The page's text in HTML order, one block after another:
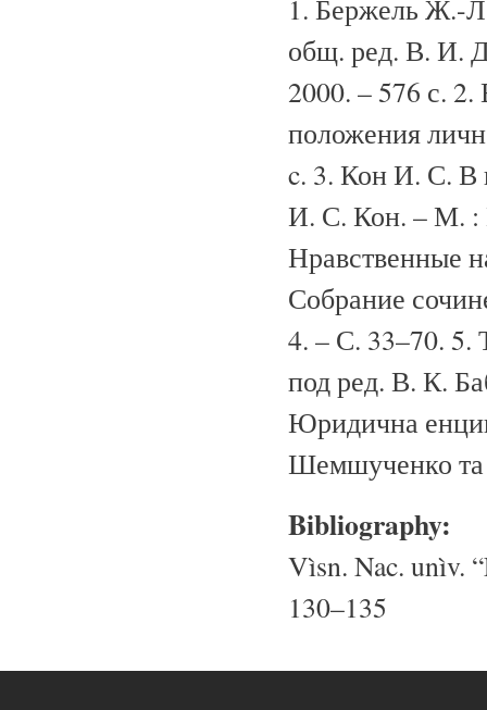
1. Бержель Ж.-
общ. ред. В. И.
2000. – 576 с.
положения
c. 3. Кон И. С. В
И. С. Кон. – М. :
Нравственные
Собрание
4. – С. 33–70. 5.
под ред. В. К.
Юридична
Шемшученко та
Bibliography:
Vìsn. Nac. unìv.
130–135